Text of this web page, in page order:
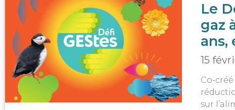
Le
gaz
ans,
15
Co-créé
sur